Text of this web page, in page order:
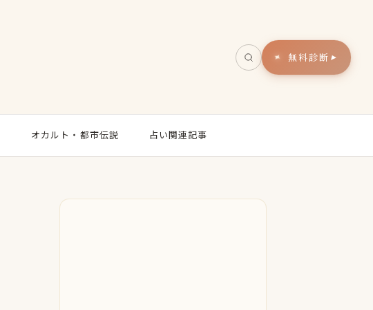
無料診断 ▸
オカルト・都市伝説 占い関連記事